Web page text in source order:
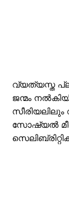
വ്യത്യസ്ത
ജന്മം
സീരിയലിലും
സോഷ്യൽ